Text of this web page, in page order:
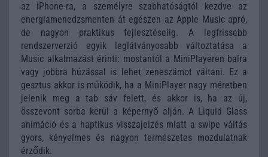
az iPhone-ra, a személyre szabhatóságtól kezdve az
energiamenedzsmenten át egészen az Apple Music apró,
de nagyon praktikus fejlesztéseiig. A legfrissebb
rendszerverzió egyik leglátványosabb változtatása a
Music alkalmazást érinti: mostantól a MiniPlayeren balra
vagy jobbra húzással is lehet zeneszámot váltani. Ez a
gesztus akkor is működik, ha a MiniPlayer nagy méretben
jelenik meg a tab sáv felett, és akkor is, ha az új,
összevont sorba kerül a képernyő alján. A Liquid Glass
animáció és a haptikus visszajelzés miatt a swipe váltás
gyors, kényelmes és nagyon természetes mozdulatnak
érződik.